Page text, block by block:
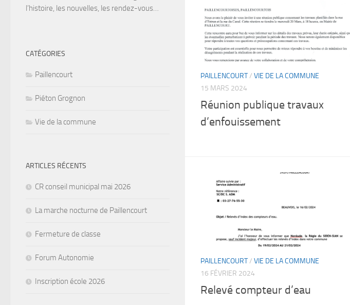
PAILLENCOURT/ VIE DE LA COMMUNE
15 MARS 2024
Réunion publique travaux
d’enfouissement
PAILLENCOURT/ VIE DE LA COMMUNE
16 FÉVRIER 2024
Relevé compteur d’eau
l’histoire, les nouvelles, les rendez-vous…
CATÉGORIES
Paillencourt
Piéton Grognon
Vie de la commune
ARTICLES RÉCENTS
CR conseil municipal mai 2026
La marche nocturne de Paillencourt
Fermeture de classe
Forum Autonomie
Inscription école 2026